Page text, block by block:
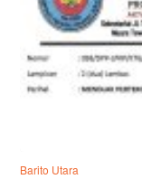
Barito Utara